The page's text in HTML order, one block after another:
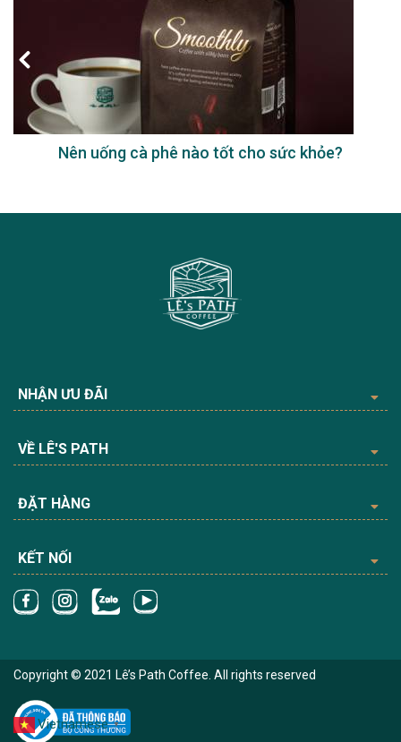
Nên uống cà phê nào tốt cho sức khỏe?
NHẬN ƯU ĐÃI
VỀ LÊ'S PATH
ĐẶT HÀNG
KẾT NỐI
Copyright © 2021 Lê’s Path Coffee. All rights reserved
Vietnamese ▼